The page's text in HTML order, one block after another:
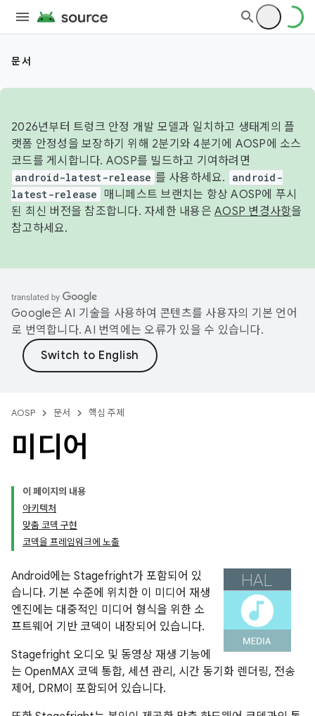
문서
2026년부터 트렁크 안정 개발 모델과 일치하고 생태계의 플
랫폼 안정성을 보장하기 위해 2분기와 4분기에 AOSP에 소스
코드를 게시합니다. AOSP를 빌드하고 기여하려면
android-latest-release 를 사용하세요.
android-
latest-release
매니페스트 브랜치는 항상 AOSP에 푸시
된 최신 버전을 참조합니다. 자세한 내용은 AOSP 변경사항을
참고하세요.
Google은 AI 기술을 사용하여 콘텐츠를 사용자의 기본 언어
로 번역합니다. AI 번역에는 오류가 있을 수 있습니다.
AOSP 문서 핵심 주제
미디어
이 페이지의 내용
아키텍처
맞춤 코덱 구현
코덱을 프레임워크에 노출
Android에는 Stagefright가 포함되어 있
습니다. 기본 수준에 위치한 이 미디어 재생
엔진에는 대중적인 미디어 형식을 위한 소
프트웨어 기반 코덱이 내장되어 있습니다.
Stagefright 오디오 및 동영상 재생 기능에
는 OpenMAX 코덱 통합, 세션 관리, 시간 동기화 렌더링, 전송
제어, DRM이 포함되어 있습니다.